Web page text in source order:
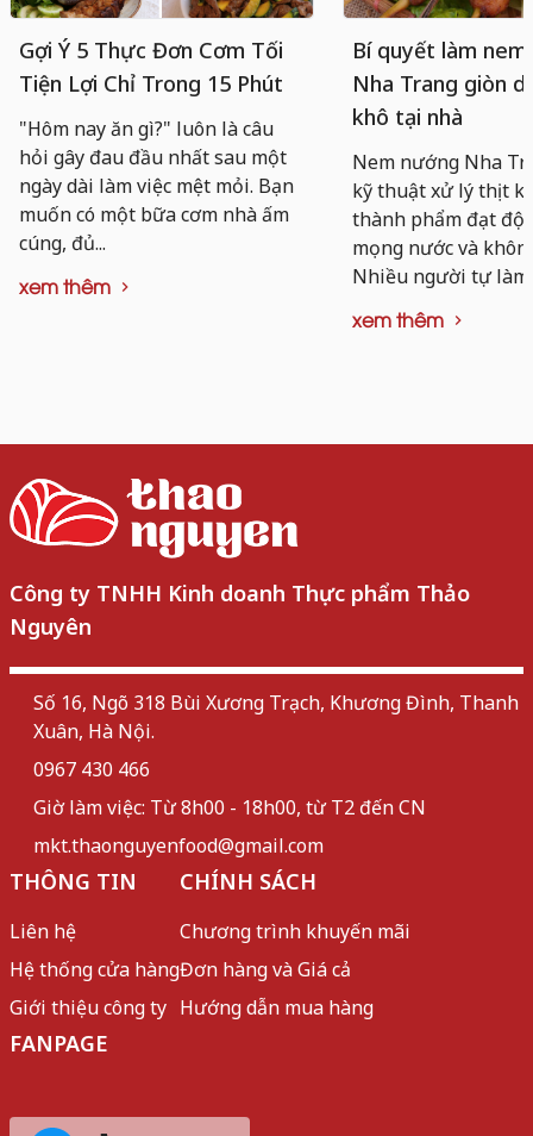
Gợi Ý 5 Thực Đơn Cơm Tối
Tiện Lợi Chỉ Trong 15 Phút
"Hôm nay ăn gì?" luôn là câu
hỏi gây đau đầu nhất sau một
ngày dài làm việc mệt mỏi. Bạn
muốn có một bữa cơm nhà ấm
cúng, đủ...
xem thêm
Bí quyết làm
Nha Trang giòn
khô tại nhà
Nem nướng Nha
kỹ thuật xử lý thịt
thành phẩm đạt độ
mọng nước và
Nhiều người tự
xem thêm
Công ty TNHH Kinh doanh Thực phẩm Thảo
Nguyên
Số 16, Ngõ 318 Bùi Xương Trạch, Khương Đình, Thanh
Xuân, Hà Nội.
0967 430 466
Giờ làm việc: Từ 8h00 - 18h00, từ T2 đến CN
mkt.thaonguyenfood@gmail.com
THÔNG TIN
Liên hệ
Hệ thống cửa hàng
Giới thiệu công ty
CHÍNH SÁCH
Chương trình khuyến mãi
Đơn hàng và Giá cả
Hướng dẫn mua hàng
FANPAGE